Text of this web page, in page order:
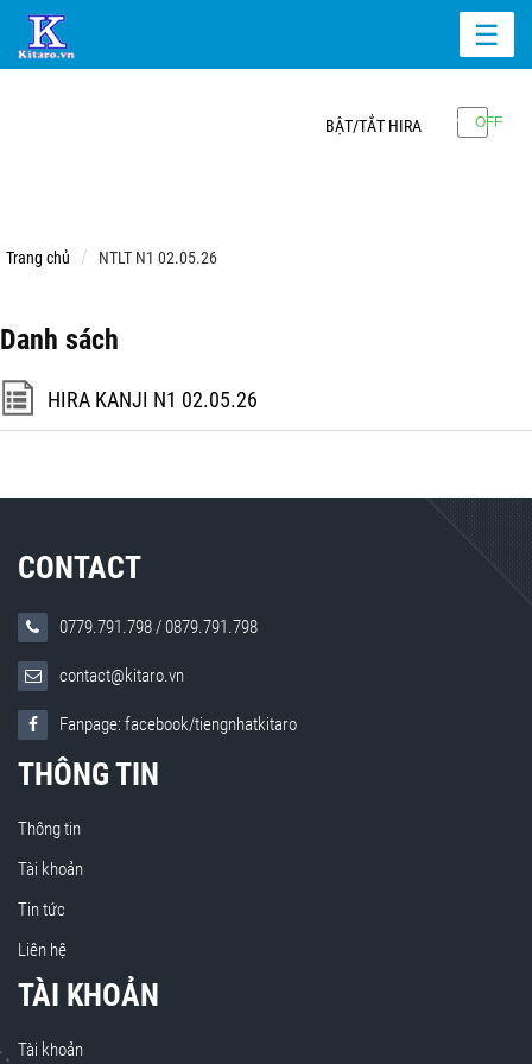
☰
BẬT/TẮT HIRA
Trang chủ NTLT N1 02.05.26
Danh sách
HIRA KANJI N1 02.05.26
CONTACT
0779.791.798/0879.791.798
contact@kitaro.vn
Fanpage: facebook/tiengnhatkitaro
THÔNG TIN
Thông tin
Tài khoản
Tin tức
Liên hệ
TÀI KHOẢN
Tài khoản